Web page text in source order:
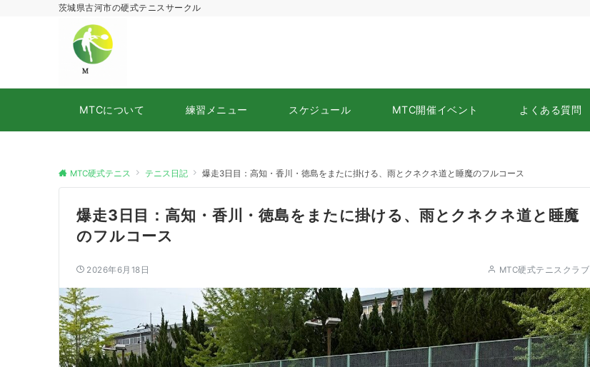
茨城県古河市の硬式テニスサークル
MTCについて 練習メニュー スケジュール MTC開催イベント よくある質問
MTC硬式テニス テニス日記 爆走3日目：高知・香川・徳島をまたに掛ける、雨とクネクネ道と睡魔のフルコース
爆走3日目：高知・香川・徳島をまたに掛ける、雨とクネクネ道と睡魔
のフルコース
2026年6月18日 MTC硬式テニスクラブ